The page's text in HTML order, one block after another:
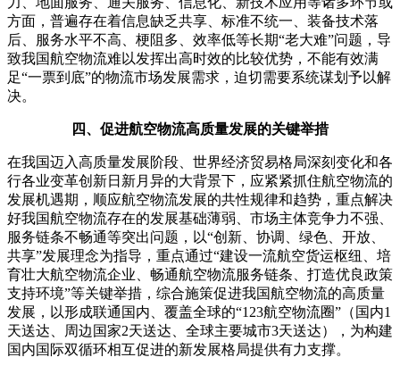
方面，普遍存在着信息缺乏共享、标准不统一、装备技术落
后、服务水平不高、梗阻多、效率低等长期“老大难”问题，导
致我国航空物流难以发挥出高时效的比较优势，不能有效满
足“一票到底”的物流市场发展需求，迫切需要系统谋划予以解
决。
四、促进航空物流高质量发展的关键举措
在我国迈入高质量发展阶段、世界经济贸易格局深刻变化和各
行各业变革创新日新月异的大背景下，应紧紧抓住航空物流的
发展机遇期，顺应航空物流发展的共性规律和趋势，重点解决
好我国航空物流存在的发展基础薄弱、市场主体竞争力不强、
服务链条不畅通等突出问题，以“创新、协调、绿色、开放、
共享”发展理念为指导，重点通过“建设一流航空货运枢纽、培
育壮大航空物流企业、畅通航空物流服务链条、打造优良政策
支持环境”等关键举措，综合施策促进我国航空物流的高质量
发展，以形成联通国内、覆盖全球的“123航空物流圈”（国内1
天送达、周边国家2天送达、全球主要城市3天送达），为构建
国内国际双循环相互促进的新发展格局提供有力支撑。